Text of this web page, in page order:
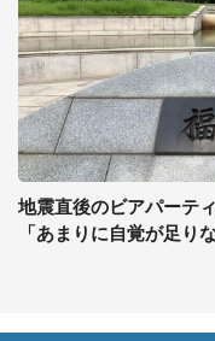
地震直後のビアパーテ
「あまりに自覚が足り